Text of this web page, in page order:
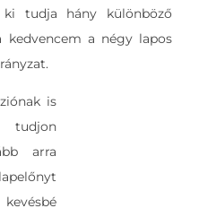
tudja hány különböző
a négy lapos
is
tudjon
arra